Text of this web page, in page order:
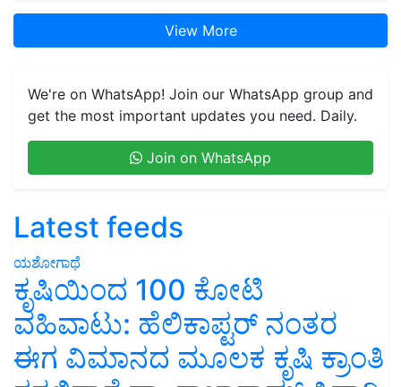
View More
We're on WhatsApp! Join our WhatsApp group and
get the most important updates you need. Daily.
Join on WhatsApp
Latest feeds
ಯಶೋಗಾಥೆ
ಕೃಷಿಯಿಂದ 100 ಕೋಟಿ
ವಹಿವಾಟು: ಹೆಲಿಕಾಪ್ಟರ್ ನಂತರ
ಈಗ ವಿಮಾನದ ಮೂಲಕ ಕೃಷಿ ಕ್ರಾಂತಿ